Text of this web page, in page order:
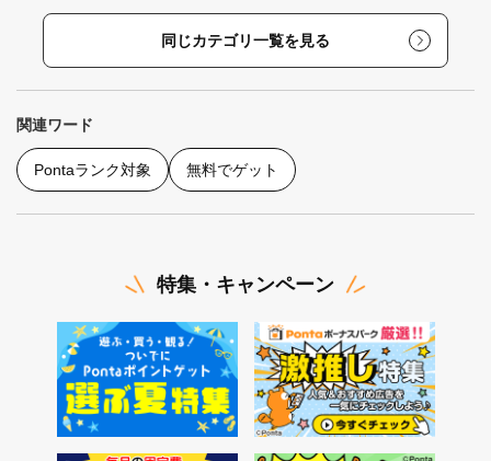
同じカテゴリ一覧を見る
関連ワード
Pontaランク対象 無料でゲット
特集・キャンペーン